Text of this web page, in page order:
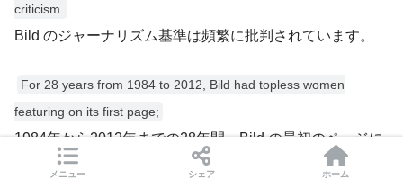
criticism.
Bild のジャーナリズム基準は頻繁に批判されています。
For 28 years from 1984 to 2012, Bild had topless women
featuring on its first page;
1984年から2012年までの28年間、Bild の最初のページに
はトップレスの女性が登場していました。
メニュー シェア ホーム